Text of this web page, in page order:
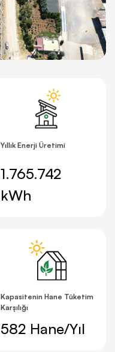
Yıllık Enerji Üretimi
1.765.742
kWh
Kapasitenin Hane Tüketim
Karşılığı
582 Hane/Yıl